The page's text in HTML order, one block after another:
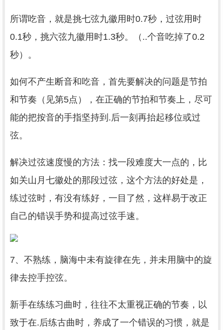
所谓吃音，就是挑七弦九徽用时0.7秒，过弦用时
0.1秒，挑六弦九徽用时1.3秒。（..个音吃掉了0.2
秒）。
如何不产生断音和吃音，首先要解决的问题是节拍
和节奏（见第5点），在正确的节拍和节奏上，尽可
能的把按音的手指坚持到.后一刻再抬起移位或过
弦。
解决过弦速度慢的方法：找一段难度大一点的，比
如关山月七徽处的那段过弦，这个方法的好处是，
练过弦时，有没有练好，一目了然，这样易于改正
自己的错误手势和提高过弦手速。
7、不熟练，脑海中未有旋律在先，并未用脑中的旋
律去控手控弦。
新手在练练习曲时，往往不太重视正确的节奏，以
致于在.后练古曲时，养成了一个错误的习惯，就是